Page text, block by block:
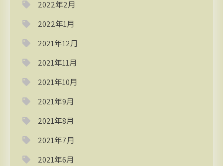
2022年2月
2022年1月
2021年12月
2021年11月
2021年10月
2021年9月
2021年8月
2021年7月
2021年6月